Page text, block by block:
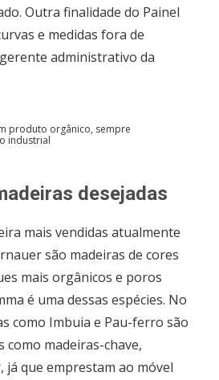
Outra finalidade do Painel
e medidas fora de
administrativo da
produto orgânico, sempre
industrial
desejadas
mais vendidas atualmente
são madeiras de cores
mais orgânicos e poros
é uma dessas espécies. No
como Imbuia e Pau-ferro são
como madeiras-chave,
já que emprestam ao móvel